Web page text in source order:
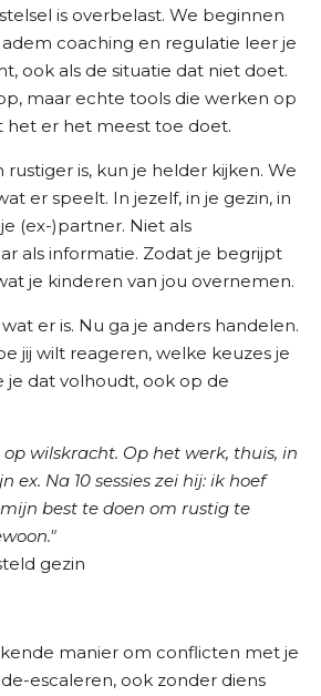
is overbelast. We beginnen
coaching en regulatie leer je
ook als de situatie dat niet doet.
maar echte tools die werken op
er het meest toe doet.
rustiger is, kun je helder kijken. We
er speelt. In jezelf, in je gezin, in
(ex-)partner. Niet als
als informatie. Zodat je begrijpt
je kinderen van jou overnemen.
er is. Nu ga je anders handelen.
jij wilt reageren, welke keuzes je
je dat volhoudt, ook op de
wilskracht. Op het werk, thuis, in
ex. Na 10 sessies zei hij: ik hoef
best te doen om rustig te
gezin
manier om conflicten met je
escaleren, ook zonder diens